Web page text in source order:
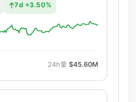
7d +3.50%
24h量 $45.60M